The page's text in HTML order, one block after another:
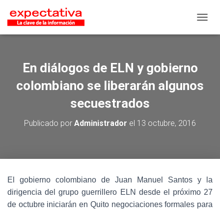
En diálogos de ELN y gobierno
colombiano se liberarán algunos
secuestrados
Publicado por Administrador el 13 octubre, 2016
El gobierno colombiano de Juan Manuel Santos y la
dirigencia del grupo guerrillero ELN desde el próximo 27
de octubre iniciarán en Quito negociaciones formales para